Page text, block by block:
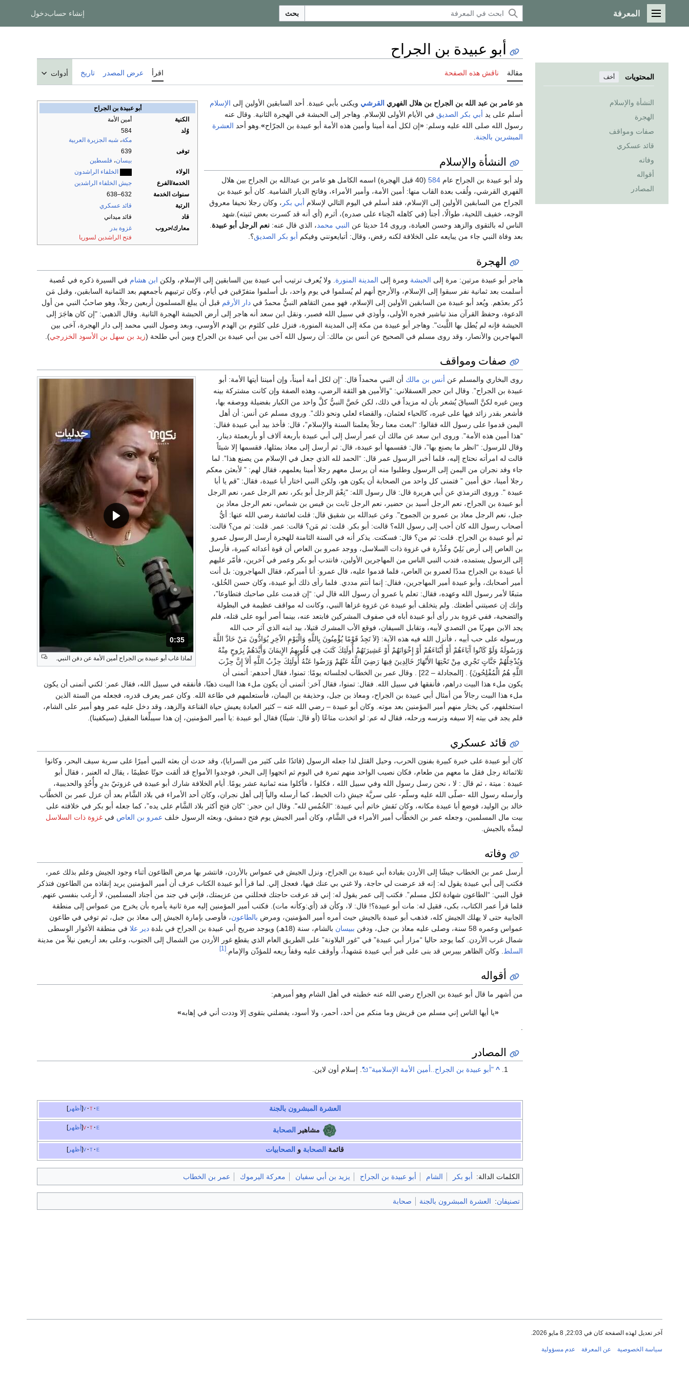
القائمة الرئيسية
المعرفة بحث إنشاء حسابدخول
المحتويات أخف
النشأة والإسلام
الهجرة
صفات ومواقف
قائد عسكري
وفاته
أقواله
المصادر
أبو عبيدة بن الجراح
مقالة ناقش هذه الصفحة اقرأ عرض المصدر تاريخ أدوات
أبو عبيدة بن الجراح
الكنية
أمين الأمة
وُلد
584
مكة، شبه الجزيرة العربية
توفى
639
بيسان، فلسطين
الولاء
الخلفاء الراشدون
الخدمة/الفرع
جيش الخلفاء الراشدين
سنوات الخدمة
632–638
الرتبة
قائد عسكري
قاد
قائد ميداني
معارك/حروب
غزوة بدر
فتح الراشدين لسوريا
هو عامر بن عبد الله بن الجراح بن هلال الفهري القرشي ويكنى بأبي عبيدة. أحد السابقين الأولين إلى الإسلام
أسلم على يد أبي بكر الصديق في الأيام الأولى للإسلام. وهاجر إلى الحبشة في الهجرة الثانية. وقال عنه
رسول الله صلى الله عليه وسلم: «إن لكل أمة أمينا وأمين هذه الأمة أبو عبيدة بن الجرّاح» .وهو أحد العشرة
المبشرين بالجنة
النشأة والإسلام
ولد أبو عبيدة بن الجراح عام 584
(40 قبل الهجرة) اسمه الكامل هو عامر بن عبدالله بن الجراح بين هلال
الفهري القرشي، ولُقب بعدة القاب منها: أمين الأمة، وأمير الأمراء، وفاتح الديار الشامية. كان أبو عبيدة بن
الجراح من السابقين الأولين إلى الإسلام، فقد أسلم في اليوم التالي لإسلام أبي بكر ، وكان رجلا نحيفا معروق
الوجه، خفيف اللحية، طوالًا، أجنأ (في كاهله انْحِناء على صدره)، أثرم (أي أنه قد كسرت بعض ثنيته).شهد
الناس له بالتقوى والزهد وحسن العبادة، وروى 14 حديثا عن
النبي محمد، الذي قال عنه: نعم الرجل أبو عبيدة.
بعد وفاة النبي جاء من يبايعه على الخلافة لكنه رفض، وقال: أتبايعونني وفيكم أبو بكر الصديق؟.
الهجرة
هاجر أبو عبيدة مرتين: مرة إلى الحبشة ومرة إلى المدينة المنورة . ولا يُعرف ترتيب أبي عبيدة بين السابقين إلى الإسلام، ولكن ابن هشام في السيرة ذكره في عُصبة
أسلمت بعد ثمانية نفر سبقوا إلى الإسلام، والأرجح أنهم لم يُسلموا في يوم واحد، بل أسلموا متفرّقين في أيام، وكان ترتيبهم بأجمعهم بعد الثمانية السابقين، وقبل مَن
ذُكر بعدَهم. ويُعد أبو عبيدة من السابقين الأولين إلى الإسلام، فهو ممن التقاهم النبيُّ محمدٌ في دار الأرقم قبل أن يبلغ المسلمون أربعين رجلاً، وهو صاحبُ النبي من أول
الدعوة، وحفظ القرآن منذ تباشير فجره الأولى، وأوذي في سبيل الله فصبر، ونقل ابن سعد أنه هاجر إلى أرض الحبشة الهجرة الثانية. وقال الذهبي: "إن كان هاجَرَ إلى
الحبشة فإنه لم يُطل بها اللَّبث". وهاجر أبو عبيدة من مكة إلى المدينة المنورة، فنزل على كلثوم بن الهدم الأوسي، وبعد وصول النبي محمد إلى دار الهجرة، آخى بين
المهاجرين والأنصار، وقد روى مسلم في الصحيح عن أنس بن مالك: أن رسول الله آخى بين أبي عبيدة بن الجراح وبين أبي طلحة (زيد بن سهل بن الأسود الخزرجي).
صفات ومواقف
المدة: 35 ثانية.
0:35
لماذا غاب أبو عبيدة بن الجراح أمين الأمة عن دفن النبي.
روى البخاري والمسلم عن أنس بن مالك أن النبي محمداً قال: “إن لكل أمة أميناً، وإن أميننا أيتها الأمة: أبو
عبيدة بن الجراح”. وقال ابن حجر العسقلاني: “والأمين هو الثقة الرضي، وهذه الصفة وإن كانت مشتركة بينه
وبين غيره لكنَّ السياقَ يُشعر بأن له مزيداً في ذلك، لكن خَصَّ النبيُّ كلَّ واحد من الكبار بفضيلة ووصفه بها،
فأشعر بقدر زائد فيها على غيره، كالحياء لعثمان، والقضاء لعلي ونحو ذلك”. وروى مسلم عن أنس: أن أهل
اليمن قدموا على رسول الله فقالوا: “ابعث معنا رجلاً يعلمنا السنة والإسلام”، قال: فأخذ بيد أبي عبيدة فقال:
“هذا أمين هذه الأمة”. وروى ابن سعد عن مالك أن عمر أرسل إلى أبي عبيدة بأربعة آلاف أو بأربعمئة دينار،
وقال للرسول: “انظر ما يصنع بها”، قال: فقسمها أبو عبيدة، قال: ثم أرسل إلى معاذ بمثلها، فقسمها إلا شيئاً
قالت له امرأته نحتاج إليه، فلما أخبر الرسول عمر قال: “الحمد لله الذي جعل في الإسلام من يصنع هذا”. لما
جاء وفد نجران من اليمن إلى الرسول وطلبوا منه أن يرسل معهم رجلا أمينا يعلمهم، فقال لهم: ” لأبعثن معكم
رجلا أمينا، حق أمين ” فتمنى كل واحد من الصحابة أن يكون هو، ولكن النبي اختار أبا عبيدة، فقال: "قم يا أبا
عبيدة ". وروى الترمذي عن أبي هريرة قال: قال رسول الله: "نِعْمَ الرجل أبو بكر، نعم الرجل عمر، نعم الرجل
أبو عبيدة بن الجراح، نعم الرجل أسيد بن حضير، نعم الرجل ثابت بن قيس بن شماس، نعم الرجل معاذ بن
جبل، نعم الرجل معاذ بن عمرو بن الجموح". وعن عبدالله بن شقيق قال: قلت لعائشة رضي الله عنها: أيُّ
أصحاب رسول الله كان أحب إلى رسول الله؟ قالت: أبو بكر. قلت: ثم مَن؟ قالت: عمر. قلت: ثم من؟ قالت:
ثم أبو عبيدة بن الجراح. قلت: ثم من؟ قال: فسكتت. يذكر أنه في السنة الثامنة للهجرة أرسل الرسول عمرو
بن العاص إلى أرض بَلِيّ وعُذْرة في غزوة ذات السلاسل، ووجد عمرو بن العاص أن قوة أعدائه كبيرة، فأرسل
إلى الرسول يستمده، فندب النبي الناس من المهاجرين الأولين، فانتدب أبو بكر وعمر في آخرين، فأمّر عليهم
أبا عبيدة بن الجراح مددًا لعمرو بن العاص، فلما قدموا عليه، قال عمرو: أنا أميركم، فقال المهاجرون: بل أنت
أمير أصحابك، وأبو عبيدة أمير المهاجرين، فقال: إنما أنتم مددي. فلما رأى ذلك أبو عبيدة، وكان حسن الخُلق،
متبعًا لأمر رسول الله وعهده، فقال: تعلم يا عمرو أن رسول الله قال لي: “إن قدمت على صاحبك فتطاوعا”،
وإنك إن عصيتني أطعتك. ولم يتخلف أبو عبيدة عن غزوة غزاها النبي، وكانت له مواقف عظيمة في البطولة
والتضحية، ففي غزوة بدر رأى أبو عبيدة أباه في صفوف المشركين فابتعد عنه، بينما أصر أبوه على قتله، فلم
يجد الابن مهربًا من التصدي لأبيه، وتقابل السيفان، فوقع الأب المشرك قتيلا، بيد ابنه الذي آثر حب الله
ورسوله على حب أبيه ، فأنزل الله فيه هذه الآية: {لاَ تَجِدُ قَوْمًا يُؤْمِنُونَ بِاللَّهِ وَالْيَوْمِ الآَخِرِ يُوَادُّونَ مَنْ حَادَّ اللَّهَ
وَرَسُولَهُ وَلَوْ كَانُوا آَبَاءَهُمْ أَوْ أَبْنَاءَهُمْ أَوْ إِخْوَانَهُمْ أَوْ عَشِيرَتَهُمْ أُولَئِكَ كَتَبَ فِي قُلُوبِهِمُ الإِيمَانَ وَأَيَّدَهُمْ بِرُوحٍ مِنْهُ
وَيُدْخِلُهُمْ جَنَّاتٍ تَجْرِي مِنْ تَحْتِهَا الأَنْهَارُ خَالِدِينَ فِيهَا رَضِيَ اللَّهُ عَنْهُمْ وَرَضُوا عَنْهُ أُولَئِكَ حِزْبُ اللَّهِ أَلاَ إِنَّ حِزْبَ
اللَّهِ هُمُ الْمُفْلِحُونَ} . [المجادلة – 22] . وقال عمر بن الخطاب لجلسائه يومًا: تمنوا، فقال أحدهم: أتمنى أن
يكون ملء هذا البيت دراهم، فأنفقها في سبيل الله. فقال: تمنوا، فقال آخر: أتمنى أن يكون ملء هذا البيت ذهبًا، فأنفقه في سبيل الله، فقال عمر: لكني أتمنى أن يكون
ملء هذا البيت رجالاً من أمثال أبي عبيدة بن الجراح، ومعاذ بن جبل، وحذيفة بن اليمان، فأستعلمهم في طاعة الله. وكان عمر يعرف قدره، فجعله من الستة الذين
استخلفهم، كي يختار منهم أمير المؤمنين بعد موته. وكان أبو عبيدة – رضي الله عنه – كثير العبادة يعيش حياة القناعة والزهد، وقد دخل عليه عمر وهو أمير على الشام،
فلم يجد في بيته إلا سيفه وترسه ورحله، فقال له عم: لو اتخذت متاعًا (أو قال: شيئًا) فقال أبو عبيدة :يا أمير المؤمنين، إن هذا سيبلِّغنا المقيل (سيكفينا).
قائد عسكري
كان أبو عبيدة على خبرة كبيرة بفنون الحرب، وحيل القتل لذا جعله الرسول (قائدًا على كثير من السرايا)، وقد حدث أن بعثه النبي أميرًا على سرية سيف البحر، وكانوا
ثلاثمائة رجل فقل ما معهم من طعام، فكان نصيب الواحد منهم تمرة في اليوم ثم اتجهوا إلى البحر، فوجدوا الأمواج قد ألقت حوتًا عظيمًا ، يقال له العنبر ، فقال أبو
عبيدة : ميتة ، ثم قال : لا ، نحن رسل رسول الله وفي سبيل الله ، فكلوا ، فأكلوا منه ثمانية عشر يومًا. أيام الخلافة شارك أبو عبيدة في غزوتيّ بدرٍ وأُحُدٍ والحديبية،
وأرسله رسول الله -صلّى الله عليه وسلّم- على سريَّة جيشِ ذات الخبط، كما أرسله والياً إلى أهل نجران، وكان أحد الأمراء في بلاد الشَّام بعد أن عزل عمر بن الخطَّاب
خالد بن الوليد، فوضع أبا عبيدة مكانه، وكان نَقش خاتم أبي عبيدة: “الخُمُس لله". وقال ابن حجر: “كان فتح أكثر بلاد الشَّام على يده”، كما جعله أبو بكر في خلافته على
بيت مال المسلمين، وجعله عمر بن الخطَّاب أمير الأمراء في الشَّام، وكان أمير الجيش يوم فتح دمشق، وبعثه الرسول خلف عمرو بن العاص في غزوة ذات السلاسل
ليمدَّه بالجيش.
وفاته
أرسل عمر بن الخطاب جيشًا إلى الأردن بقيادة أبي عبيدة بن الجراح، ونزل الجيش في عمواس بالأردن، فانتشر بها مرض الطاعون أثناء وجود الجيش وعلم بذلك عمر،
فكتب إلى أبي عبيدة يقول له: إنه قد عرضت لي حاجة، ولا غني بي عنك فيها، فعجل إلي. لما قرأ أبو عبيدة الكتاب عرف أن أمير المؤمنين يريد إنقاذه من الطاعون فتذكر
قول النبي: “الطاعون شهادة لكل مسلم”. فكتب إلى عمر يقول له: إني قد عرفت حاجتك فحللني من عزيمتك، فإني في جند من أجناد المسلمين، لا أرغب بنفسي عنهم.
فلما قرأ عمر الكتاب، بكى، فقيل له: مات أبو عبيدة؟! قال: لا، وكأن قد (أي:وكأنه مات). فكتب أمير المؤمنين إليه مرة ثانية يأمره بأن يخرج من عمواس إلى منطقة
الجابية حتى لا يهلك الجيش كله، فذهب أبو عبيدة بالجيش حيث أمره أمير المؤمنين، ومرض بالطاعون، فأوصى بإمارة الجيش إلى معاذ بن جبل، ثم توفي في طاعون
عمواس وعمره 58 سنة، وصلى عليه معاذ بن جبل، ودفن
ببيسان بالشام، سنة (18هـ) ويوجد ضريح أبي عبيدة بن الجراح في بلدة دير علا في منطقة الأغوار الوسطى
شمال غرب الأردن. كما يوجد حاليا “مزار أبي عبيدة” في “غور البلاونة” على الطريق العام الذي يقطع غور الأردن من الشمال إلى الجنوب، وعلى بعد أربعين نيلاً من مدينة
السلط . وكان الظاهر بيبرس قد بنى على قبر أبي عبيدة مَشهداً، وأوقف عليه وقفاً ريعه للمؤذّن والإمام. [1]
أقواله
من أشهر ما قال أبو عبيدة بن الجراح رضي الله عنه خطبته في أهل الشام وهو أميرهم:
«يا أيها الناس إني مسلم من قريش وما منكم من أحد، أحمر، ولا أسود، يفضلني بتقوى إلا وددت أني في إهابه»
المصادر
^ "أبو عبيدة بن الجراح..أمين الأمة الإسلامية" . إسلام أون لاين.
أظهر v t e العشرة المبشرون بالجنة
أظهر v t e مشاهير الصحابة
أظهر v t e قائمة الصحابة و الصحابيات
الكلمات الدالة: أبو بكر الشام أبو عبيدة بن الجراح يزيد بن أبي سفيان معركة اليرموك عمر بن الخطاب
تصنيفان: العشرة المبشرون بالجنة صحابة
آخر تعديل لهذه الصفحة كان في 22:03, 8 مايو 2026.
سياسة الخصوصية عن المعرفة عدم مسؤولية